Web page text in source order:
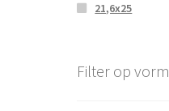
21,6x25
Filter op vorm